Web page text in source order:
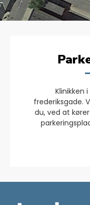
Klinikken
frederiksgade.
du, ved at